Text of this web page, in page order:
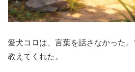
愛犬コロは、言葉を話さなかった
教えてくれた。